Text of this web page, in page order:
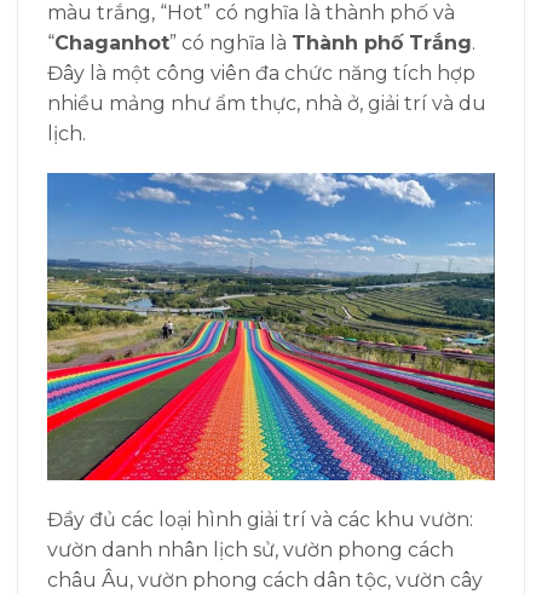
màu trắng, “Hot” có nghĩa là thành phố và
“Chaganhot” có nghĩa là Thành phố Trắng.
Đây là một công viên đa chức năng tích hợp
nhiều mảng như ẩm thực, nhà ở, giải trí và du
lịch.
Đầy đủ các loại hình giải trí và các khu vườn:
vườn danh nhân lịch sử, vườn phong cách
châu Âu, vườn phong cách dân tộc, vườn cây